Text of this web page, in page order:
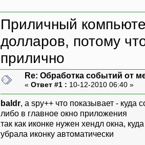
Приличный
долларов, потому
прилично
Re: Обработка событий от
« Ответ #1 : 10-12-2010 06:40 »
baldr, а spy++ что показывает - куда
либо в главное окно приложения
так как иконке нужен хендл окна,
убрала иконку автоматически